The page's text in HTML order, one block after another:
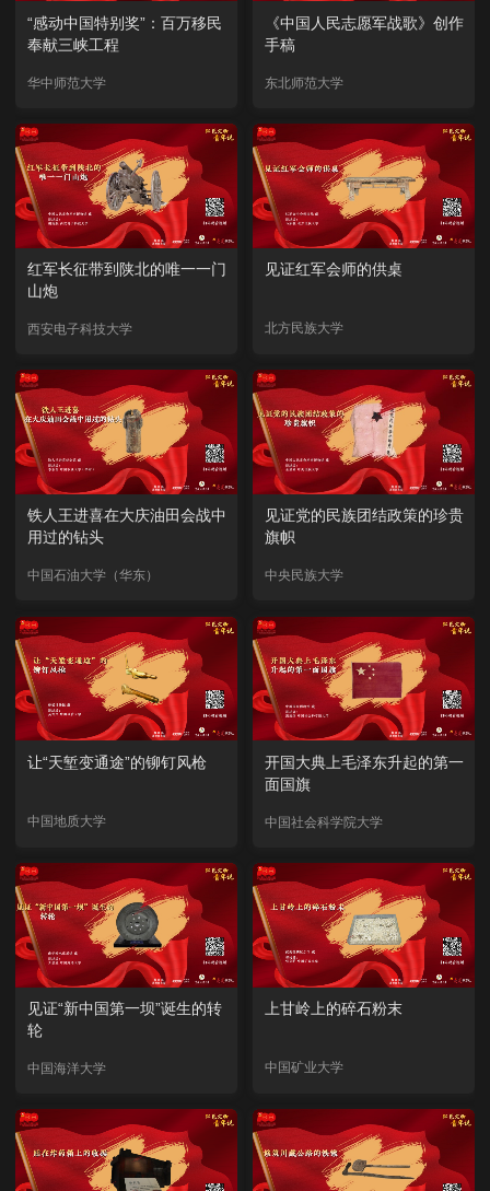
“感动中国特别奖”：百万移民
奉献三峡工程
华中师范大学
《中国人民志愿军战歌》创作
手稿
东北师范大学
红军长征带到陕北的唯一一门
山炮
西安电子科技大学
见证红军会师的供桌
北方民族大学
铁人王进喜在大庆油田会战中
用过的钻头
中国石油大学（华东）
见证党的民族团结政策的珍贵
旗帜
中央民族大学
让“天堑变通途”的铆钉风枪
中国地质大学
开国大典上毛泽东升起的第一
面国旗
中国社会科学院大学
见证“新中国第一坝”诞生的转
轮
中国海洋大学
上甘岭上的碎石粉末
中国矿业大学